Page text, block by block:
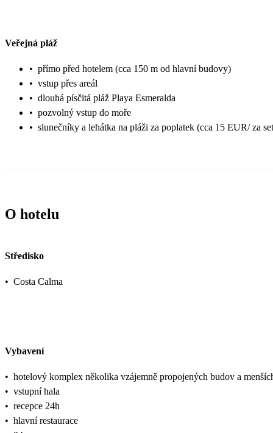
Veřejná pláž
• přímo před hotelem (cca 150 m od hlavní budovy)
• vstup přes areál
• dlouhá písčitá pláž Playa Esmeralda
• pozvolný vstup do moře
• slunečníky a lehátka na pláži za poplatek (cca 15 EUR/ za
O hotelu
Středisko
• Costa Calma
Vybavení
• hotelový komplex několika vzájemně propojených budov a
• vstupní hala
• recepce 24h
• hlavní restaurace